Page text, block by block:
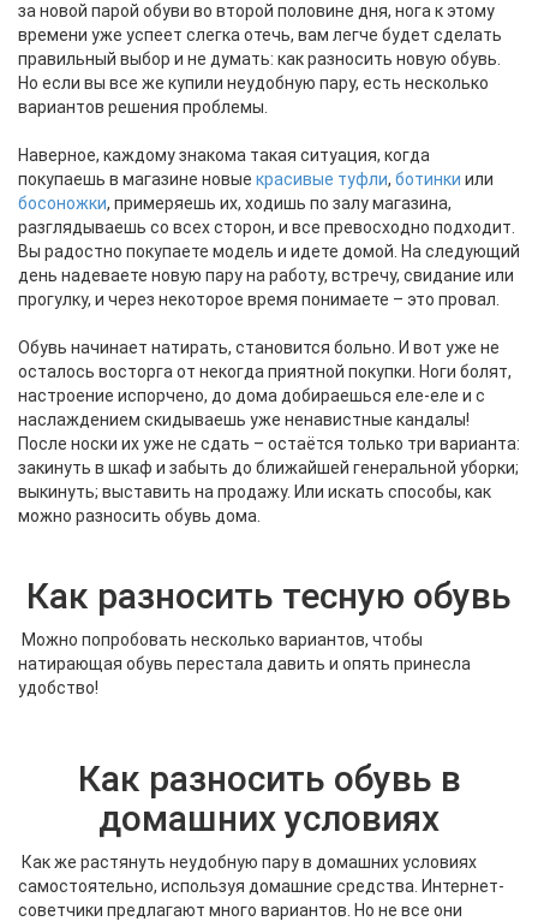
за новой парой обуви во второй половине дня, нога к этому
времени уже успеет слегка отечь, вам легче будет сделать
правильный выбор и не думать: как разносить новую обувь.
Но если вы все же купили неудобную пару, есть несколько
вариантов решения проблемы.
Наверное, каждому знакома такая ситуация, когда
покупаешь в магазине новые красивые туфли, ботинки или
босоножки, примеряешь их, ходишь по залу магазина,
разглядываешь со всех сторон, и все превосходно подходит.
Вы радостно покупаете модель и идете домой. На следующий
день надеваете новую пару на работу, встречу, свидание или
прогулку, и через некоторое время понимаете – это провал.
Обувь начинает натирать, становится больно. И вот уже не
осталось восторга от некогда приятной покупки. Ноги болят,
настроение испорчено, до дома добираешься еле-еле и с
наслаждением скидываешь уже ненавистные кандалы!
После носки их уже не сдать – остаётся только три варианта:
закинуть в шкаф и забыть до ближайшей генеральной уборки;
выкинуть; выставить на продажу. Или искать способы, как
можно разносить обувь дома.
Как разносить тесную обувь
Можно попробовать несколько вариантов, чтобы
натирающая обувь перестала давить и опять принесла
удобство!
Как разносить обувь в
домашних условиях
Как же растянуть неудобную пару в домашних условиях
самостоятельно, используя домашние средства. Интернет-
советчики предлагают много вариантов. Но не все они